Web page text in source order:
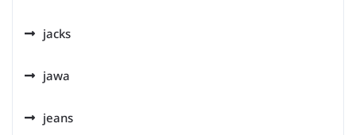
jacks
jawa
jeans